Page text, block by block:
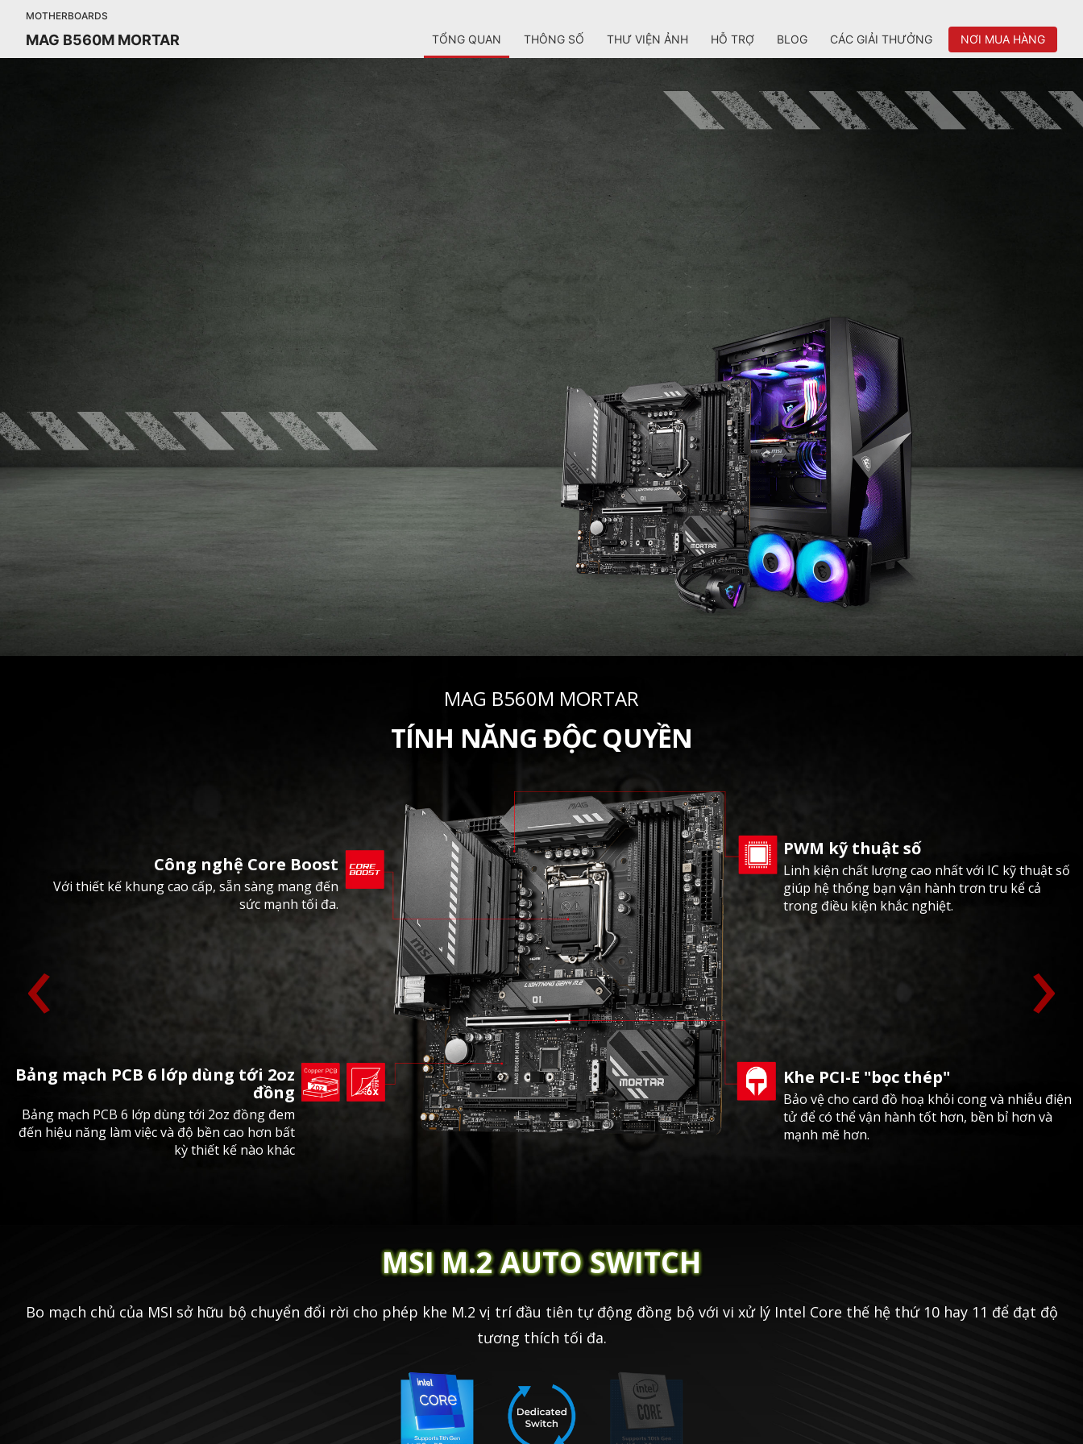
MOTHERBOARDS
MAG B560M MORTAR TỔNG QUAN THÔNG SỐ THƯ VIỆN ẢNH HỖ TRỢ BLOG CÁC GIẢI THƯỞNG NƠI MUA HÀNG
MAG B560M MORTAR
TÍNH NĂNG ĐỘC QUYỀN
Công nghệ Core Boost
Với thiết kế khung cao cấp, sẵn sàng mang đến
sức mạnh tối đa.
Bảng mạch PCB 6 lớp dùng tới 2oz
đồng
Bảng mạch PCB 6 lớp dùng tới 2oz đồng đem
đến hiệu năng làm việc và độ bền cao hơn bất
kỳ thiết kế nào khác
PWM kỹ thuật số
Linh kiện chất lượng cao nhất với IC kỹ thuật số
giúp hệ thống bạn vận hành trơn tru kể cả
trong điều kiện khắc nghiệt.
Khe PCI-E "bọc thép"
Bảo vệ cho card đồ hoạ khỏi cong và nhiễu điện
tử để có thể vận hành tốt hơn, bền bỉ hơn và
mạnh mẽ hơn.
‹ ›
MSI M.2 AUTO SWITCH
Bo mạch chủ của MSI sở hữu bộ chuyển đổi rời cho phép khe M.2 vị trí đầu tiên tự động đồng bộ với vi xử lý Intel Core thế hệ thứ 10 hay 11 để đạt độ
tương thích tối đa.